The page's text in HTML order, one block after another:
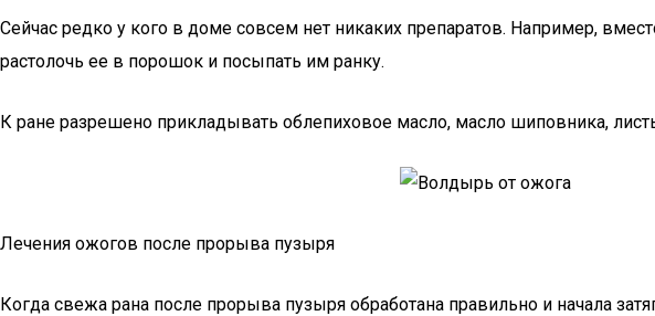
Сейчас редко у кого в доме совсем нет никаких препаратов. Например,
растолочь ее в порошок и посыпать им ранку.
К ране разрешено прикладывать облепиховое масло, масло шиповника,
Лечения ожогов после прорыва пузыря
Когда свежа рана после прорыва пузыря обработана правильно и начала